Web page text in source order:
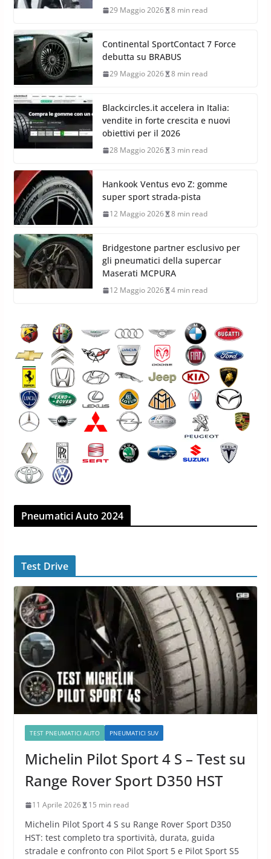
29 Maggio 2026 8 min read
Continental SportContact 7 Force
debutta su BRABUS
29 Maggio 2026 8 min read
Blackcircles.it accelera in Italia:
vendite in forte crescita e nuovi
obiettivi per il 2026
28 Maggio 2026 3 min read
Hankook Ventus evo Z: gomme
super sport strada-pista
12 Maggio 2026 8 min read
Bridgestone partner esclusivo per
gli pneumatici della supercar
Maserati MCPURA
12 Maggio 2026 4 min read
Pneumatici Auto 2024
Test Drive
TEST PNEUMATICI AUTO PNEUMATICI SUV
Michelin Pilot Sport 4 S – Test su
Range Rover Sport D350 HST
11 Aprile 2026 15 min read
Michelin Pilot Sport 4 S su Range Rover Sport D350
HST: test completo tra sportività, durata, guida
stradale e confronto con Pilot Sport 5 e Pilot Sport S5